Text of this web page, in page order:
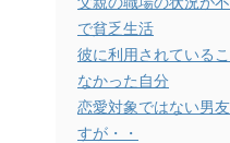
で貧乏生活
彼に利用されている
なかった自分
恋愛対象ではない男
すが・・